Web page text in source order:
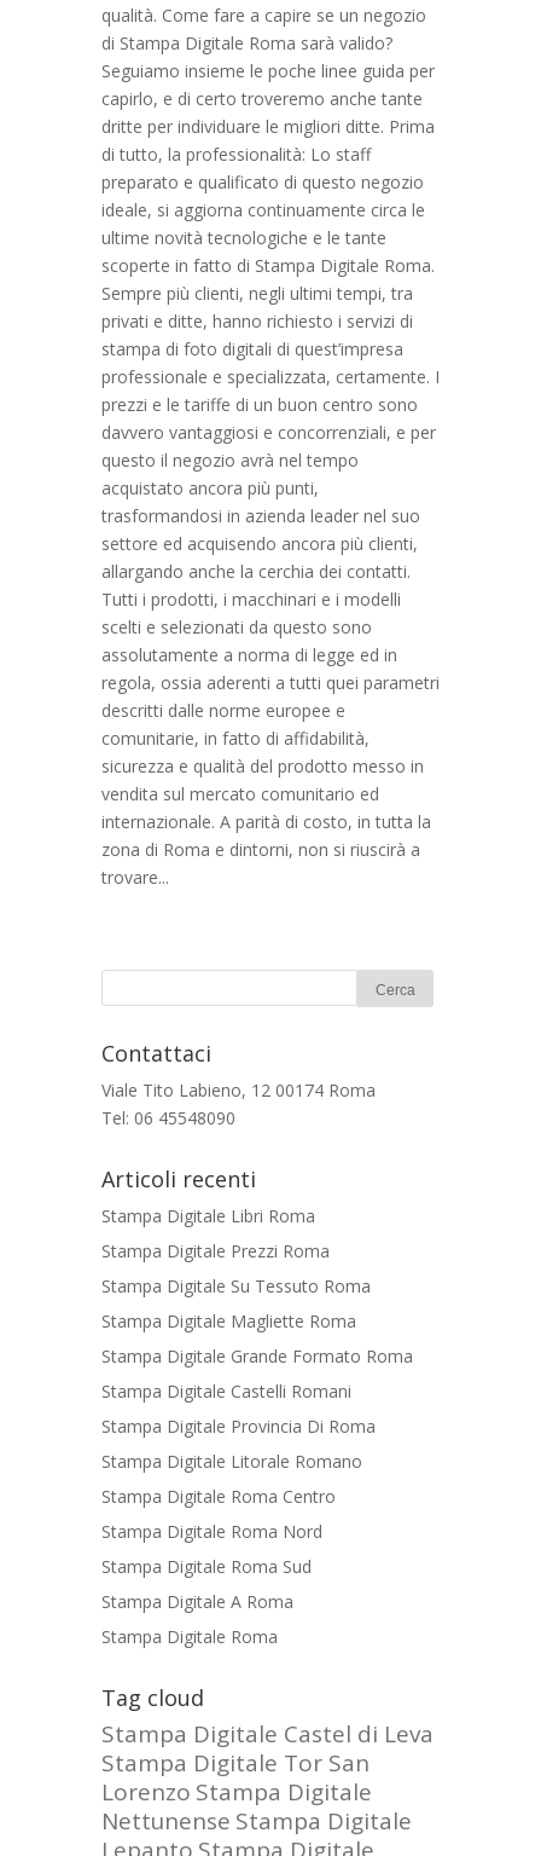
qualità. Come fare a capire se un negozio
di Stampa Digitale Roma sarà valido?
Seguiamo insieme le poche linee guida per
capirlo, e di certo troveremo anche tante
dritte per individuare le migliori ditte. Prima
di tutto, la professionalità: Lo staff
preparato e qualificato di questo negozio
ideale, si aggiorna continuamente circa le
ultime novità tecnologiche e le tante
scoperte in fatto di Stampa Digitale Roma.
Sempre più clienti, negli ultimi tempi, tra
privati e ditte, hanno richiesto i servizi di
stampa di foto digitali di quest’impresa
professionale e specializzata, certamente. I
prezzi e le tariffe di un buon centro sono
davvero vantaggiosi e concorrenziali, e per
questo il negozio avrà nel tempo
acquistato ancora più punti,
trasformandosi in azienda leader nel suo
settore ed acquisendo ancora più clienti,
allargando anche la cerchia dei contatti.
Tutti i prodotti, i macchinari e i modelli
scelti e selezionati da questo sono
assolutamente a norma di legge ed in
regola, ossia aderenti a tutti quei parametri
descritti dalle norme europee e
comunitarie, in fatto di affidabilità,
sicurezza e qualità del prodotto messo in
vendita sul mercato comunitario ed
internazionale. A parità di costo, in tutta la
zona di Roma e dintorni, non si riuscirà a
trovare...
Contattaci
Viale Tito Labieno, 12 00174 Roma
Tel: 06 45548090
Articoli recenti
Stampa Digitale Libri Roma
Stampa Digitale Prezzi Roma
Stampa Digitale Su Tessuto Roma
Stampa Digitale Magliette Roma
Stampa Digitale Grande Formato Roma
Stampa Digitale Castelli Romani
Stampa Digitale Provincia Di Roma
Stampa Digitale Litorale Romano
Stampa Digitale Roma Centro
Stampa Digitale Roma Nord
Stampa Digitale Roma Sud
Stampa Digitale A Roma
Stampa Digitale Roma
Tag cloud
Stampa Digitale Castel di Leva
Stampa Digitale Tor San
Lorenzo Stampa Digitale
Nettunense Stampa Digitale